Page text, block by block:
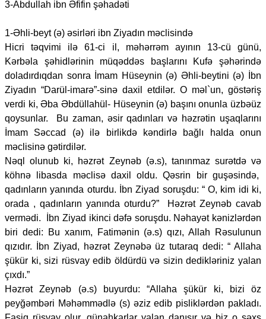
3-Abdullah ibn Əfifin şəhadəti
1-Əhli-beyt (ə) əsirləri ibn Ziyadın məclisində
Hicri təqvimi ilə 61-ci il, məhərrəm ayının 13-cü günü,
Kərbəla şəhidlərinin müqəddəs başlarını Kufə şəhərində
doladırdıqdan sonra İmam Hüseynin (ə) Əhli-beytini (ə) İbn
Ziyadın “Darül-imarə”-sinə daxil etdilər. O məl`un, göstəriş
verdi ki, Əba Əbdüllahül- Hüseynin (ə) başını onunla üzbəüz
qoysunlar. Bu zaman, əsir qadınları və həzrətin uşaqlarını
İmam Səccad (ə) ilə birlikdə kəndirlə bağlı halda onun
məclisinə gətirdilər.
Nəql olunub ki, həzrət Zeynəb (ə.s), tanınmaz surətdə və
köhnə libasda məclisə daxil oldu. Qəsrin bir guşəsində,
qadınların yanında oturdu. İbn Ziyad soruşdu: “ O, kim idi ki,
orada , qadınların yanında oturdu?” Həzrət Zeynəb cavab
vermədi. İbn Ziyad ikinci dəfə soruşdu. Nəhayət kənizlərdən
biri dedi: Bu xanım, Fatimənin (ə.s) qızı, Allah Rəsulunun
qızıdır. İbn Ziyad, həzrət Zeynəbə üz tutaraq dedi: “ Allaha
şükür ki, sizi rüsvay edib öldürdü və sizin dedikləriniz yalan
çıxdı.”
Həzrət Zeynəb (ə.s) buyurdu: “Allaha şükür ki, bizi öz
peyğəmbəri Məhəmmədlə (s) əziz edib pisliklərdən pakladı.